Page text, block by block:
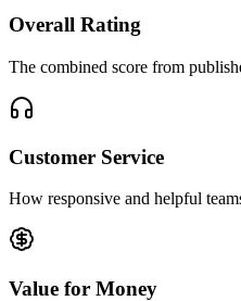
Overall Rating
The combined score from
Customer Service
How responsive and helpful
Value for Money